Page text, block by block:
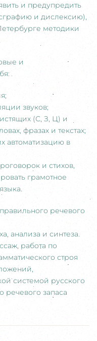
и предупредить
и дислексию),
методики
и
звуков;
(С, З, Ц) и
фразах и текстах;
автоматизацию в
и стихов,
грамотное
речевого
анализа и синтеза.
работа по
строя
системой русского
речевого запаса